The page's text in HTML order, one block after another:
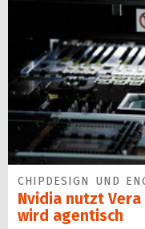
CHIPDESIGN UND
Nvidia nutzt Vera
wird agentisch